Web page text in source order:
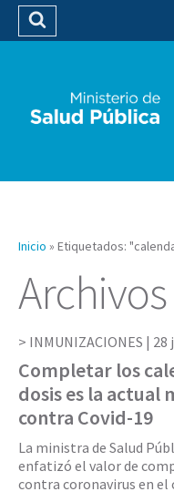
Buscar
Inicio » Etiquetados:
Archivos
INMUNIZACIONES | 28
Completar los
dosis es la actual
contra Covid-19
La ministra de Salud
enfatizó el valor de
contra coronavirus en